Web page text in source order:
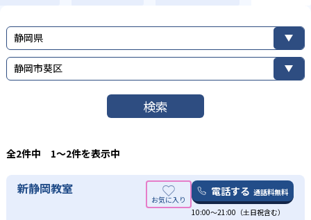
静岡県
静岡市葵区
検索
全2件中 1〜2件を表示中
新静岡教室 電話する 通話料無料
10:00〜21:00（土日祝含む）